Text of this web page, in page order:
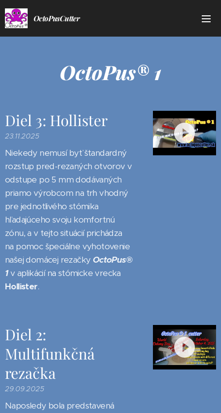
OctoPusCutter
OctoPus® 1
Diel 3: Hollister
23.11.2025
Niekedy nemusí byť štandardný
rozstup pred-rezaných otvorov v
odstupe po 5 mm dodávaných
priamo výrobcom na trh vhodný
pre jednotlivého stómika
hľadajúceho svoju komfortnú
zónu, a v tejto situácií prichádza
na pomoc špeciálne vyhotovenie
našej domácej rezačky OctoPus®
1v aplikácií na stómicke vrecka
Hollister.
Diel 2:
Multifunkčná
rezačka
29.09.2025
Naposledy bola predstavená